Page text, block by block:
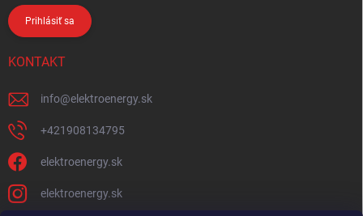
Prihlásiť sa
KONTAKT
info@elektroenergy.sk
+421908134795
elektroenergy.sk
elektroenergy.sk